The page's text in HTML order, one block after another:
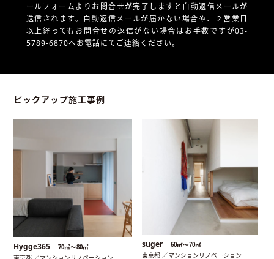
ールフォームよりお問合せが完了しますと自動返信メールが
送信されます。自動返信メールが届かない場合や、
２営業日
以上経ってもお問合せの返信がない場合はお手数ですが03-
5789-6870へお電話にてご連絡ください。
ピックアップ施工事例
Hygge365 70㎡〜80㎡ suger 60㎡〜70㎡
東京都 ／マンションリノベーション